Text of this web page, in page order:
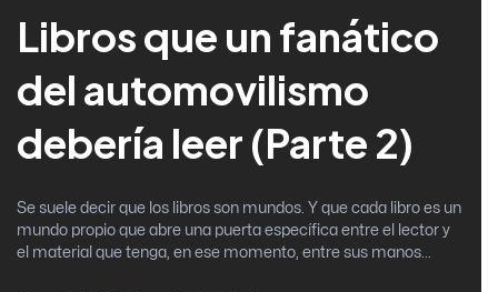
Libros que un fanático
del automovilismo
debería leer (Parte 2)
Se suele decir que los libros son mundos. Y que cada libro es un
mundo propio que abre una puerta específica entre el lector y
el material que tenga, en ese momento, entre sus manos...